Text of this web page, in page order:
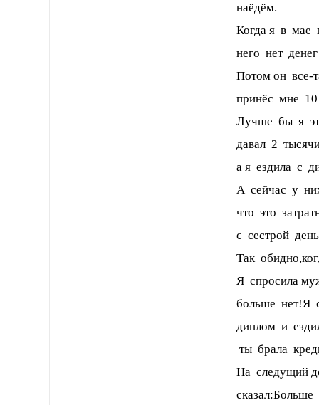
наёдём.
Когда я в мае
него нет
Потом он все-
принёс мне
Лучше бы я
давал 2
а я ездила с
А сейчас у
что это
с сестрой
Так
Я спросила
больше нет!Я
диплом и
ты брала
На следущий